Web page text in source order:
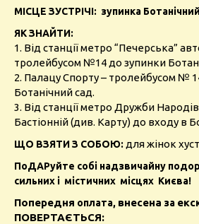
МІСЦЕ ЗУСТРІЧІ: зупинка
ЯК ЗНАЙТИ:
1. Від станції метро “Печерська”
тролейбусом №14 до зупинки
2. Палацу Спорту – тролейбусом №
Ботанічний сад.
3. Від станції метро Дружби
Бастіонній (див. Карту) до входу в
ЩО ВЗЯТИ З СОБОЮ: для жінок
ПоДАРуйте собі надзвичайну
сильних і містичних місцях Києва!
Попередня оплата, внесена за
ПОВЕРТАЄТЬСЯ: